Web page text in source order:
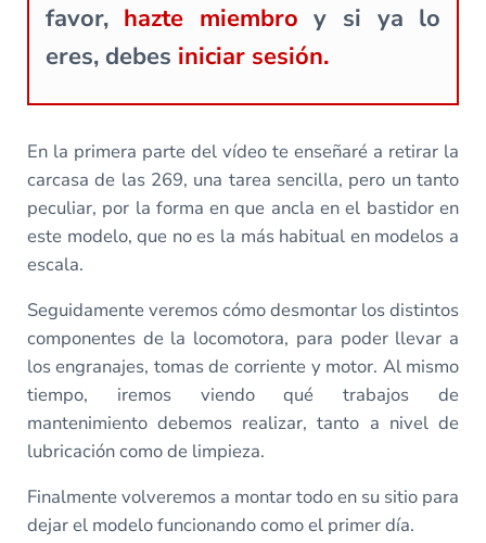
favor, hazte miembro y si ya lo
eres, debes iniciar sesión.
En la primera parte del vídeo te enseñaré a retirar la
carcasa de las 269, una tarea sencilla, pero un tanto
peculiar, por la forma en que ancla en el bastidor en
este modelo, que no es la más habitual en modelos a
escala.
Seguidamente veremos cómo desmontar los distintos
componentes de la locomotora, para poder llevar a
los engranajes, tomas de corriente y motor. Al mismo
tiempo, iremos viendo qué trabajos de
mantenimiento debemos realizar, tanto a nivel de
lubricación como de limpieza.
Finalmente volveremos a montar todo en su sitio para
dejar el modelo funcionando como el primer día.